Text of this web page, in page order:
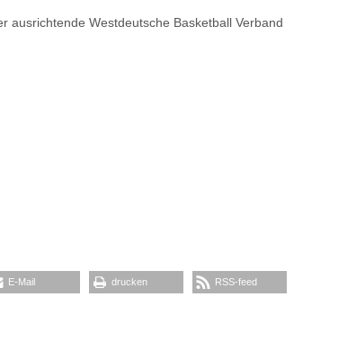
ausrichtende Westdeutsche Basketball Verband
E-Mail drucken RSS-feed